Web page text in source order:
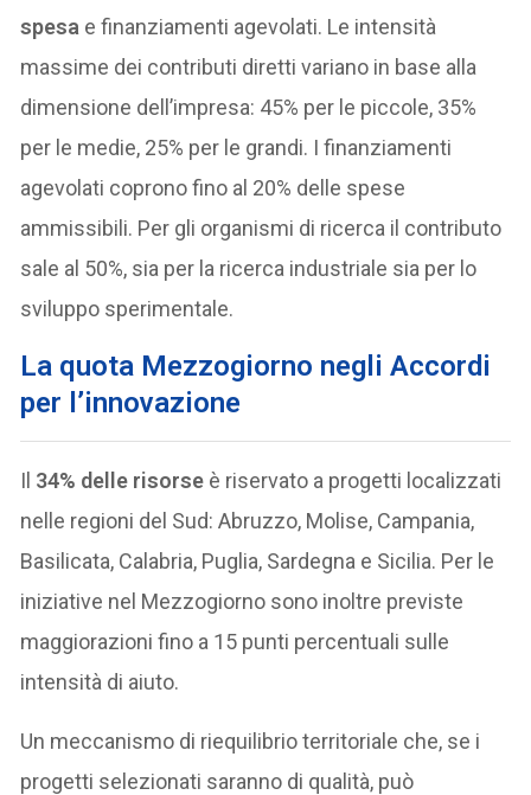
spesa e finanziamenti agevolati. Le intensità
massime dei contributi diretti variano in base alla
dimensione dell’impresa: 45% per le piccole, 35%
per le medie, 25% per le grandi. I finanziamenti
agevolati coprono fino al 20% delle spese
ammissibili. Per gli organismi di ricerca il contributo
sale al 50%, sia per la ricerca industriale sia per lo
sviluppo sperimentale.
La quota Mezzogiorno negli Accordi
per l’innovazione
Il 34% delle risorse è riservato a progetti localizzati
nelle regioni del Sud: Abruzzo, Molise, Campania,
Basilicata, Calabria, Puglia, Sardegna e Sicilia. Per le
iniziative nel Mezzogiorno sono inoltre previste
maggiorazioni fino a 15 punti percentuali sulle
intensità di aiuto.
Un meccanismo di riequilibrio territoriale che, se i
progetti selezionati saranno di qualità, può